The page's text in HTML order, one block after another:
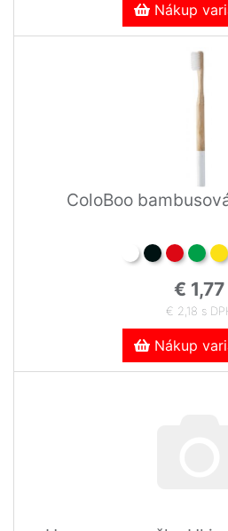
Nákup
ColoBoo
€ 1,77
€ 2,18 s
Nákup